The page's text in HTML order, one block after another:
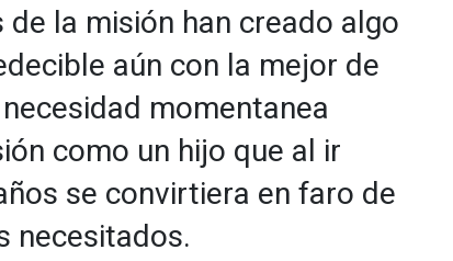
la misión han creado algo
aún con la mejor de
momentanea
como un hijo que al ir
se convirtiera en faro de
necesitados.